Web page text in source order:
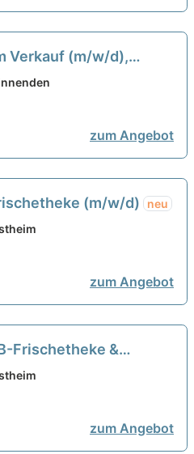
Verkauf (m/w/d),
neu
zum Angebot
(m/w/d)
neu
zum Angebot
Frischetheke &
w/d)
zum Angebot